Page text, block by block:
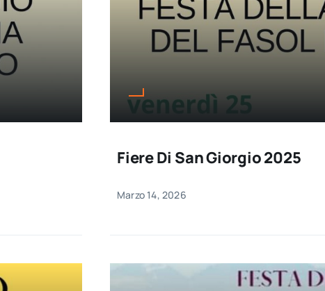
Fiere Di San Giorgio 2025
Marzo 14, 2026